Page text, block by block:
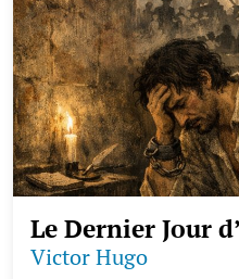
Le Dernier Jour
Victor Hugo